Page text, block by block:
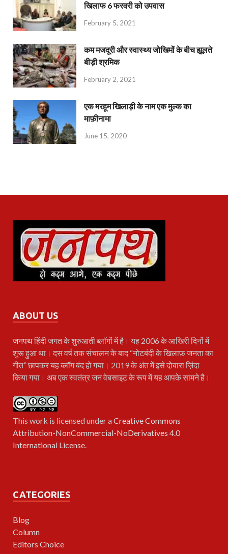
खिलाफ 6 फरवरी को उपवास
February 5, 2021
कम मजदूरी और स्वास्थ्य जोखिमों के बीच झूलते
बीड़ी श्रमिक
February 2, 2021
एक मरहूम खिलाड़ी के नाम एक मुल्क का
माफ़ीनामा
June 15, 2020
ABOUT US
जनपथहिंदी जगत के शुरुआती ब्लॉगों में है। यह 2006 के आखिरी दिनों में
शुरू हुआ था। दस वर्ष तक संचालन के बाद “नोटबंदी के खिलाफ़ जनता का
गीत” छापकर यह ब्लॉग बंद हो गया। 2019 के अंत में इसे दोबारा ज़िंदा
किया गया। अब एक स्वतंत्र जन वेबसाइट के रूप में यह आपके सामने है।
This work is licensed under aCreative Commons
Attribution-NonCommercial-NoDerivatives 4.0
International License.
CATEGORIES
Blog
Column
Editors Choice